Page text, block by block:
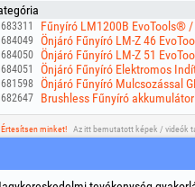
683311 Fűnyíró LM1200B EvoTools®
684049 Önjáró Fűnyíró LM-Z 46
684050 Önjáró Fűnyíró LM-Z 51
684051 Önjáró Fűnyíró Elektromos
681598 Önjáró Fűnyíró Mulcsozással
682647 Brushless Fűnyíró
Értesítsen minket! Az itt bemutatott képek / videók
Szerviz és műszaki támogatás